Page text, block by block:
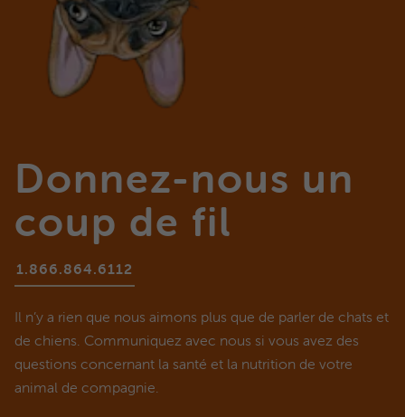
Donnez-nous un
coup de fil
1.866.864.6112
Il n’y a rien que nous aimons plus que de parler de chats et
de chiens. Communiquez avec nous si vous avez des
questions concernant la santé et la nutrition de votre
animal de compagnie.